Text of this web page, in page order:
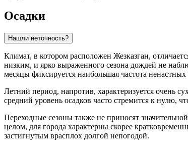
Осадки
Нашли неточность?
Климат, в котором расположен Жезказган,
низким, и ярко выраженного сезона дождей не
месяцы фиксируется наибольшая частота
Летний период, напротив, характеризуется очень
средний уровень осадков часто стремится к нулю,
Переходные сезоны также не приносят
целом, для города характерны скорее
застигнутым врасплох долгой непогодой.